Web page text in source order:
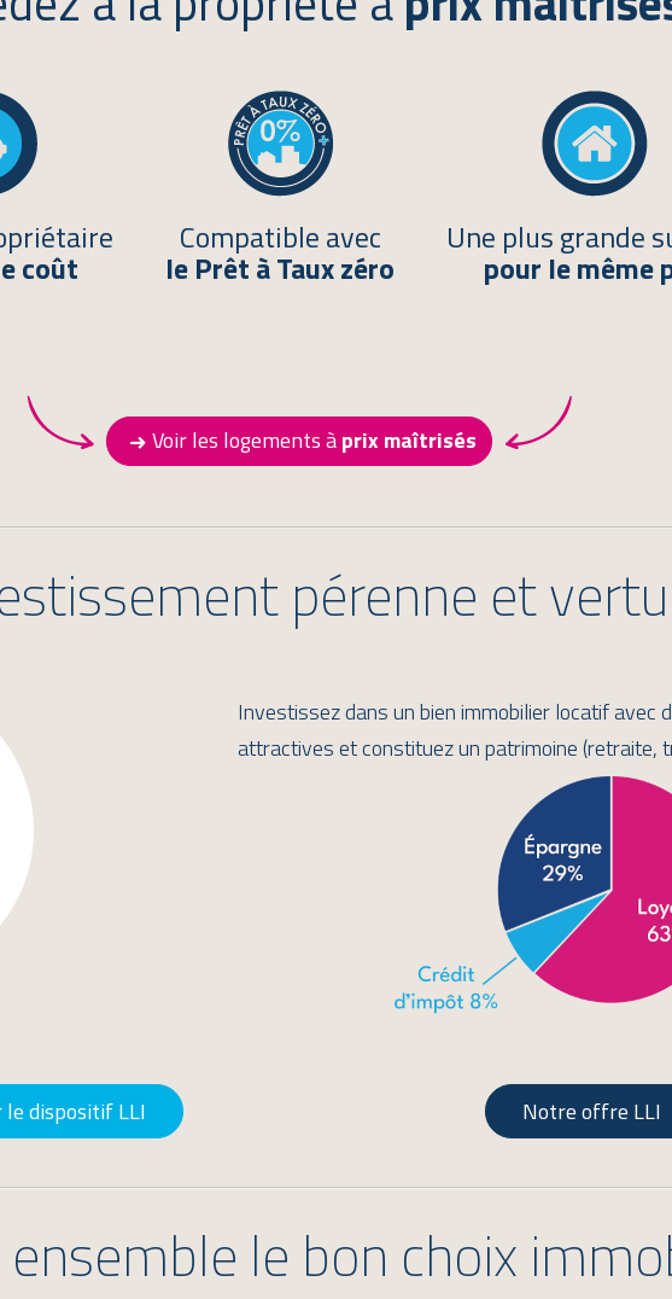
coût
Compatible avec
le Prêt à Taux zéro
Une plus grande
pour le même
Voir les logements àprix maîtrisés
pérenne et
Investissez dans un bien immobilier locatif avec
attractives et constituez un patrimoine (retraite,
le dispositif LLI Notre offre LLI
ensemble le bon choix